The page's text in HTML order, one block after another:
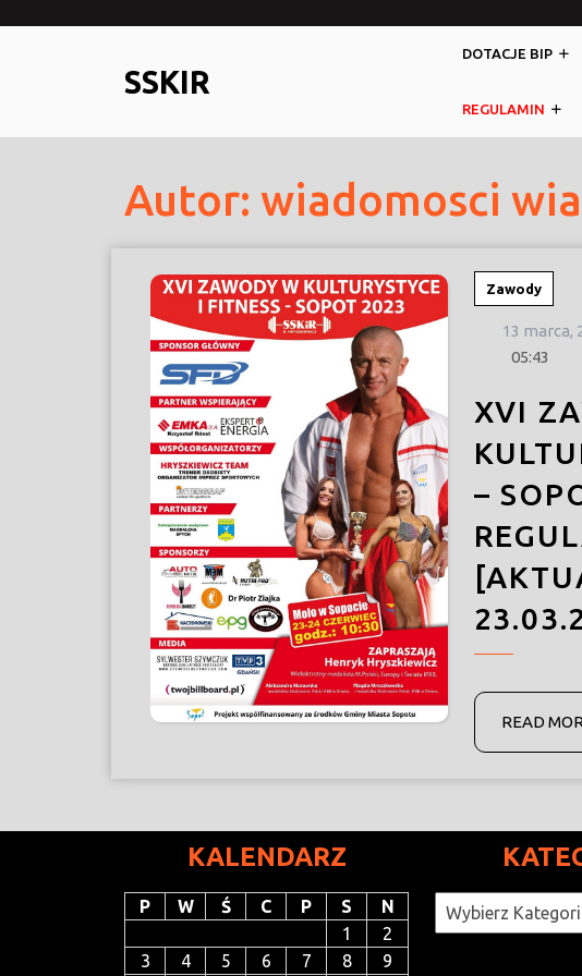
SSKIR
DOTACJE BIP
REGULAMIN
Autor: wiadomosci
Zawody
13 marca,
05:43
XVI
–
READ
KALENDARZ
P W Ś C P S
N
1
2
3
4 5 6 7 8 9
Kategorie